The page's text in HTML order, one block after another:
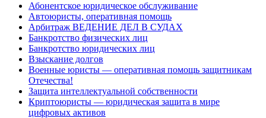
Абонентское юридическое обслуживание
Автоюристы, оперативная помощь
Арбитраж ВЕДЕНИЕ ДЕЛ В СУДАХ
Банкротство физических лиц
Банкротство юридических лиц
Взыскание долгов
Военные юристы — оперативная помощь защитникам
Отечества!
Защита интеллектуальной собственности
Криптоюристы — юридическая защита в мире
цифровых активов